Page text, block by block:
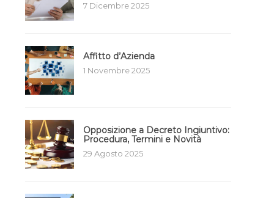
7 Dicembre 2025
Affitto d’Azienda
1 Novembre 2025
Opposizione a Decreto Ingiuntivo:
Procedura, Termini e Novità
29 Agosto 2025